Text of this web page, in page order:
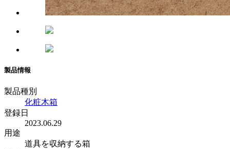
製品情報
製品種別
化粧木箱
登録日
2023.06.29
用途
道具を収納する箱